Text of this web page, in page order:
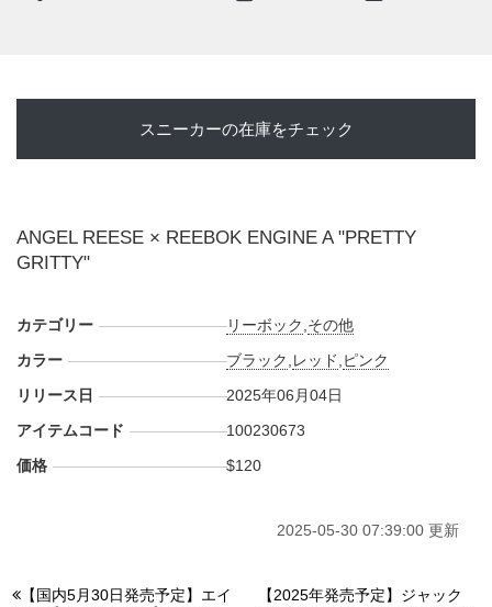
れ、彼女のプレースタイルとパーソナリティを投影。深みの
あるブラックに、彼女のコート内外での大胆かつ繊細なスタ
部のディテールに採用されている。シュータンには、彼女の
シグネチャーである"AR"ロゴが誇らしげに配される。
格は$120。また新たな情報が入り次第、スニーカーウォーズ
のX などで報告したい。
スニーカーの在庫をチェック
ANGEL REESE × REEBOK ENGINE A "PRETTY
GRITTY"
カテゴリー リーボック その他
カラー
ブラック レッド ピンク
リリース日
2025年06月04日
アイテムコード
100230673
価格
$120
2025-05-30 07:39:00 更新
【国内5月30日発売予定】エイ
【2025年発売予定】ジャック